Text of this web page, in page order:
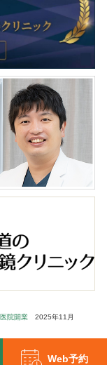
医院開業2025年11月
Web予約